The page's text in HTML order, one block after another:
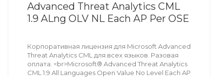
Advanced Threat Analytics CML
1.9 ALng OLV NL Each AP Per OSE
Корпоративная лицензия для Microsoft Advanced
Threat Analytics CML для всех языков. Разовая
оплата. <br>Microsoft® Advanced Threat Analytics
CML 1.9 All Languages Open Value No Level Each AP